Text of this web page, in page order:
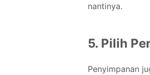
nantinya.
5. Pilih
Penyimpanan